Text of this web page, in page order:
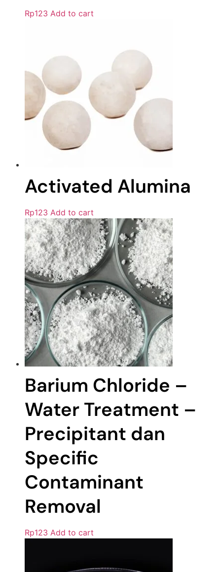
Rp123 Add to cart
Activated Alumina
Rp123 Add to cart
Barium Chloride –
Water Treatment –
Precipitant dan
Specific
Contaminant
Removal
Rp123 Add to cart